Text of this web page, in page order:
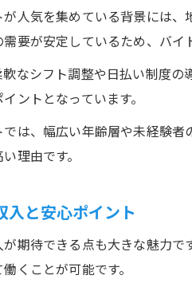
人気を集めている背景には
要が安定しているため、バイ
なシフト調整や日払い制度
ントとなっています。
は、幅広い年齢層や未経験
理由です。
入と安心ポイント
期待できる点も大きな魅力
くことが可能です。